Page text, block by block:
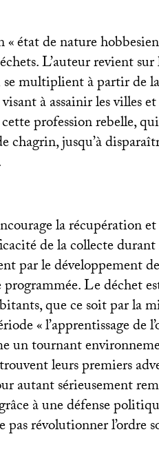
«état de nature hobbesien
L’auteur revient sur
multiplient à partir de
à assainir les villes
profession rebelle,
chagrin, jusqu’à
la récupération
de la collecte durant
par le développement
programmée. Le déchet
que ce soit par la
«l’apprentissage de
un tournant
leurs premiers
autant sérieusement
à une défense
révolutionner l’ordre